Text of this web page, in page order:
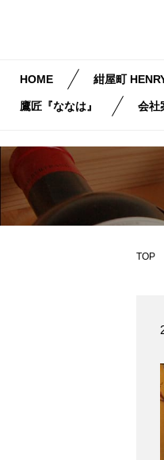
HOME 紺屋町
鷹匠『ななは』 会社
TOP